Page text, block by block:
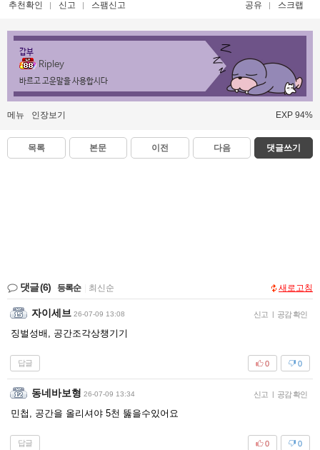
추천확인 신고 스팸신고 공유 스크랩
갑부
Ripley
바르고 고운말을 사용합시다
메뉴 인장보기 EXP 94%
목록 본문 이전 다음 댓글쓰기
댓글(6) 등록순 최신순 새로고침
자이세브 26-07-09 13:08 신고 | 공감 확인
징벌성배, 공간조각상챙기기
답글 0
0
동네바보형 26-07-09 13:34 신고 | 공감 확인
민첩, 공간을 올리셔야 5천 뚫을수있어요
답글 0
0